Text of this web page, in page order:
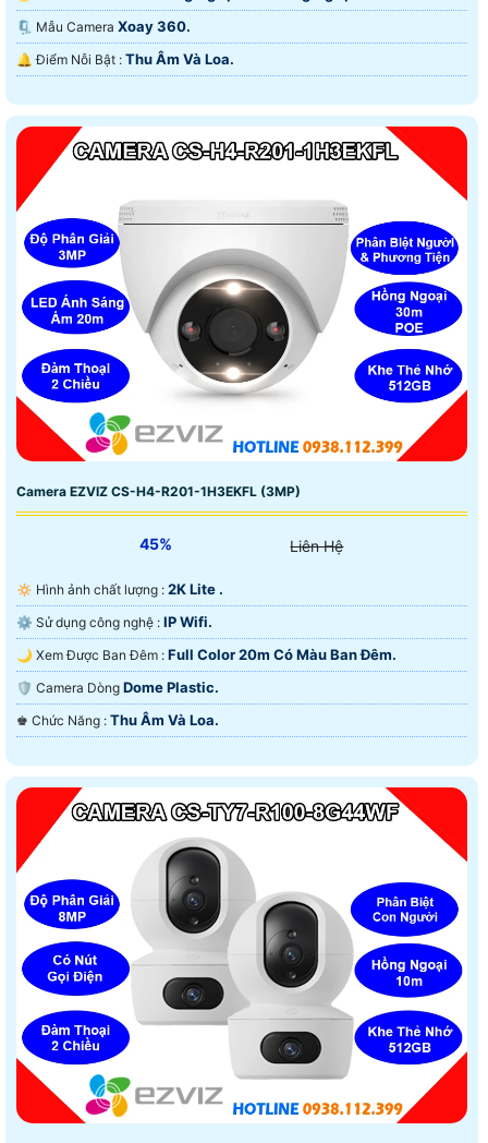
🗜️ Mẫu Camera Xoay 360.
️🔔 Điểm Nỗi Bật : Thu Âm Và Loa.
Camera EZVIZ CS-H4-R201-1H3EKFL (3MP)
45% Liên Hệ
🔅 Hình ảnh chất lượng : 2K Lite .
⚙ Sử dụng công nghệ : IP Wifi.
🌙 Xem Được Ban Đêm : Full Color 20m Có Màu Ban Ðêm.
🛡 Camera Dòng Dome Plastic.
️♚ Chức Năng : Thu Âm Và Loa.